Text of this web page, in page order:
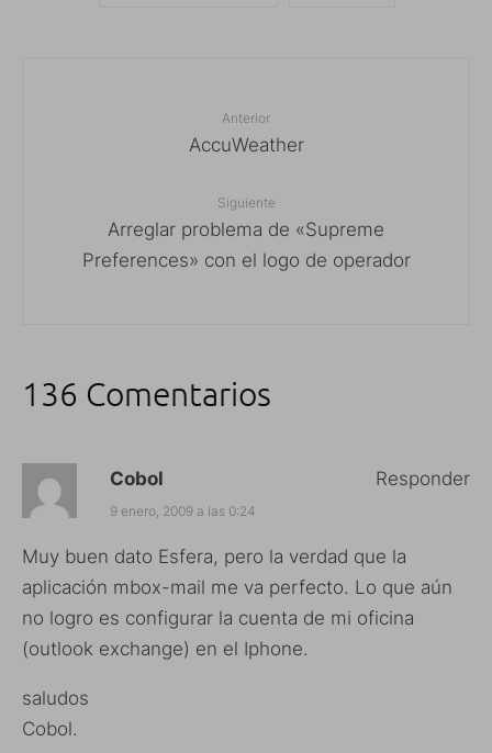
Anterior
AccuWeather
Siguiente
Arreglar problema de «Supreme
Preferences» con el logo de operador
136 Comentarios
Cobol
9 enero, 2009 a las 0:24
Muy buen dato Esfera, pero la verdad que la
aplicación mbox-mail me va perfecto. Lo que aún
no logro es configurar la cuenta de mi oficina
(outlook exchange) en el Iphone.
saludos
Cobol.
Responder